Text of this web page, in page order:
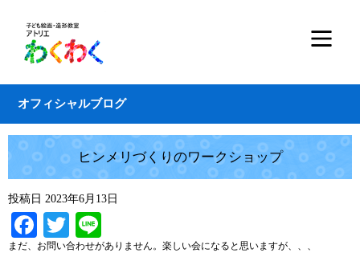
オフィシャルブログ
ヒンメリづくりのワークショップ
投稿日 2023年6月13日
Facebook
Twitter
まだ、お問い合わせがありません。楽しい会になると思いますが、、、